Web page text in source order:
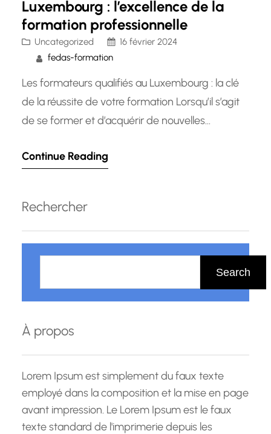
Luxembourg : l’excellence de la
formation professionnelle
Uncategorized
16 février 2024
fedas-formation
Les formateurs qualifiés au Luxembourg : la clé
de la réussite de votre formation Lorsqu’il s’agit
de se former et d’acquérir de nouvelles
meilleurs professionnels. Au Luxembourg, vous
atteindre vos objectifs professionnels. La
première caractéristique qui…
Continue Reading
Rechercher
h
r
c
h
Search
À propos
Lorem Ipsum est simplement du faux texte
employé dans la composition et la mise en page
avant impression. Le Lorem Ipsum est le faux
texte standard de l'imprimerie depuis les